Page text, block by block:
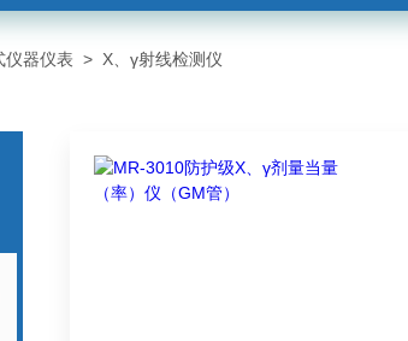
仪器仪表 > X、γ射线检测仪